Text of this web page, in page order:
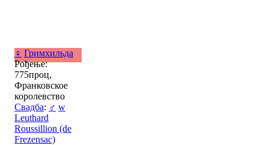
♀ Гримхильда
Рођење:
775проц,
Франковское
королевство
Свадба: ♂ w
Leuthard
Roussillion (de
Frezensac)